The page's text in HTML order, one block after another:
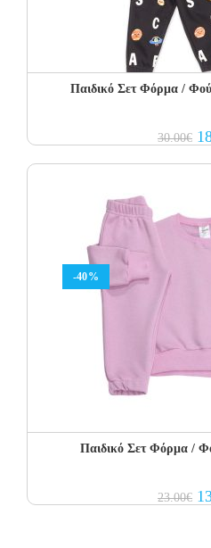
Παιδικό Σετ Φόρμα /
30.00€
-40%
Παιδικό Σετ Φόρμα /
23.00€